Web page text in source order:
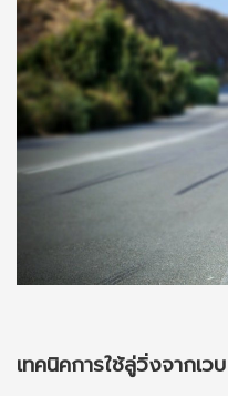
เทคนิคการใช้ลู่วิ่งจากเ